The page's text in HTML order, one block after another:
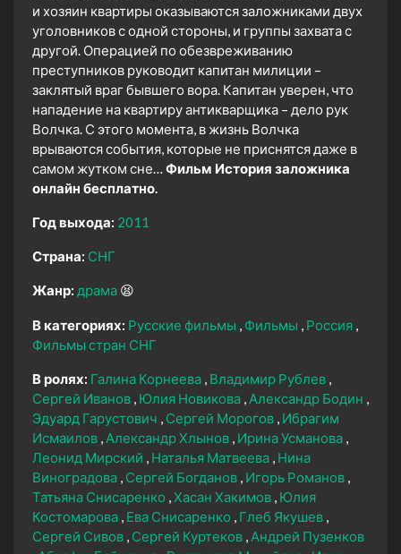
и хозяин квартиры оказываются заложниками двух
уголовников с одной стороны, и группы захвата с
другой. Операцией по обезвреживанию
преступников руководит капитан милиции –
заклятый враг бывшего вора. Капитан уверен, что
нападение на квартиру антикварщика – дело рук
Волчка. С этого момента, в жизнь Волчка
врываются события, которые не приснятся даже в
самом жутком сне… Фильм История заложника
онлайн бесплатно.
Год выхода: 2011
Страна: СНГ
Жанр: драма 😫
В категориях: Русские фильмы Фильмы
Россия
Фильмы стран СНГ
В ролях: Галина Корнеева Владимир Рублев
Сергей Иванов Юлия Новикова Александр Бодин
Эдуард Гарустович
Сергей Морогов Ибрагим
Исмаилов Александр Хлынов Ирина Усманова
Леонид Мирский
Наталья Матвеева Нина
Виноградова Сергей Богданов Игорь Романов
Татьяна Снисаренко Хасан Хакимов Юлия
Костомарова Ева Снисаренко
Глеб Якушев
Сергей Сивов Сергей Куртеков Андрей Пузенков